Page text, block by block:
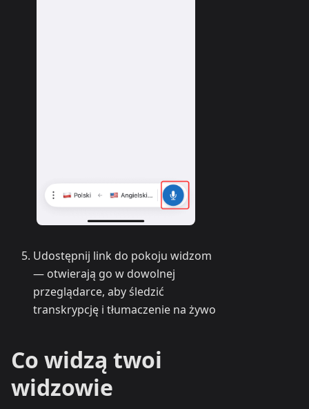
Udostępnij link do pokoju widzom
— otwierają go w dowolnej
przeglądarce, aby śledzić
transkrypcję i tłumaczenie na żywo
Co widzą twoi
widzowie